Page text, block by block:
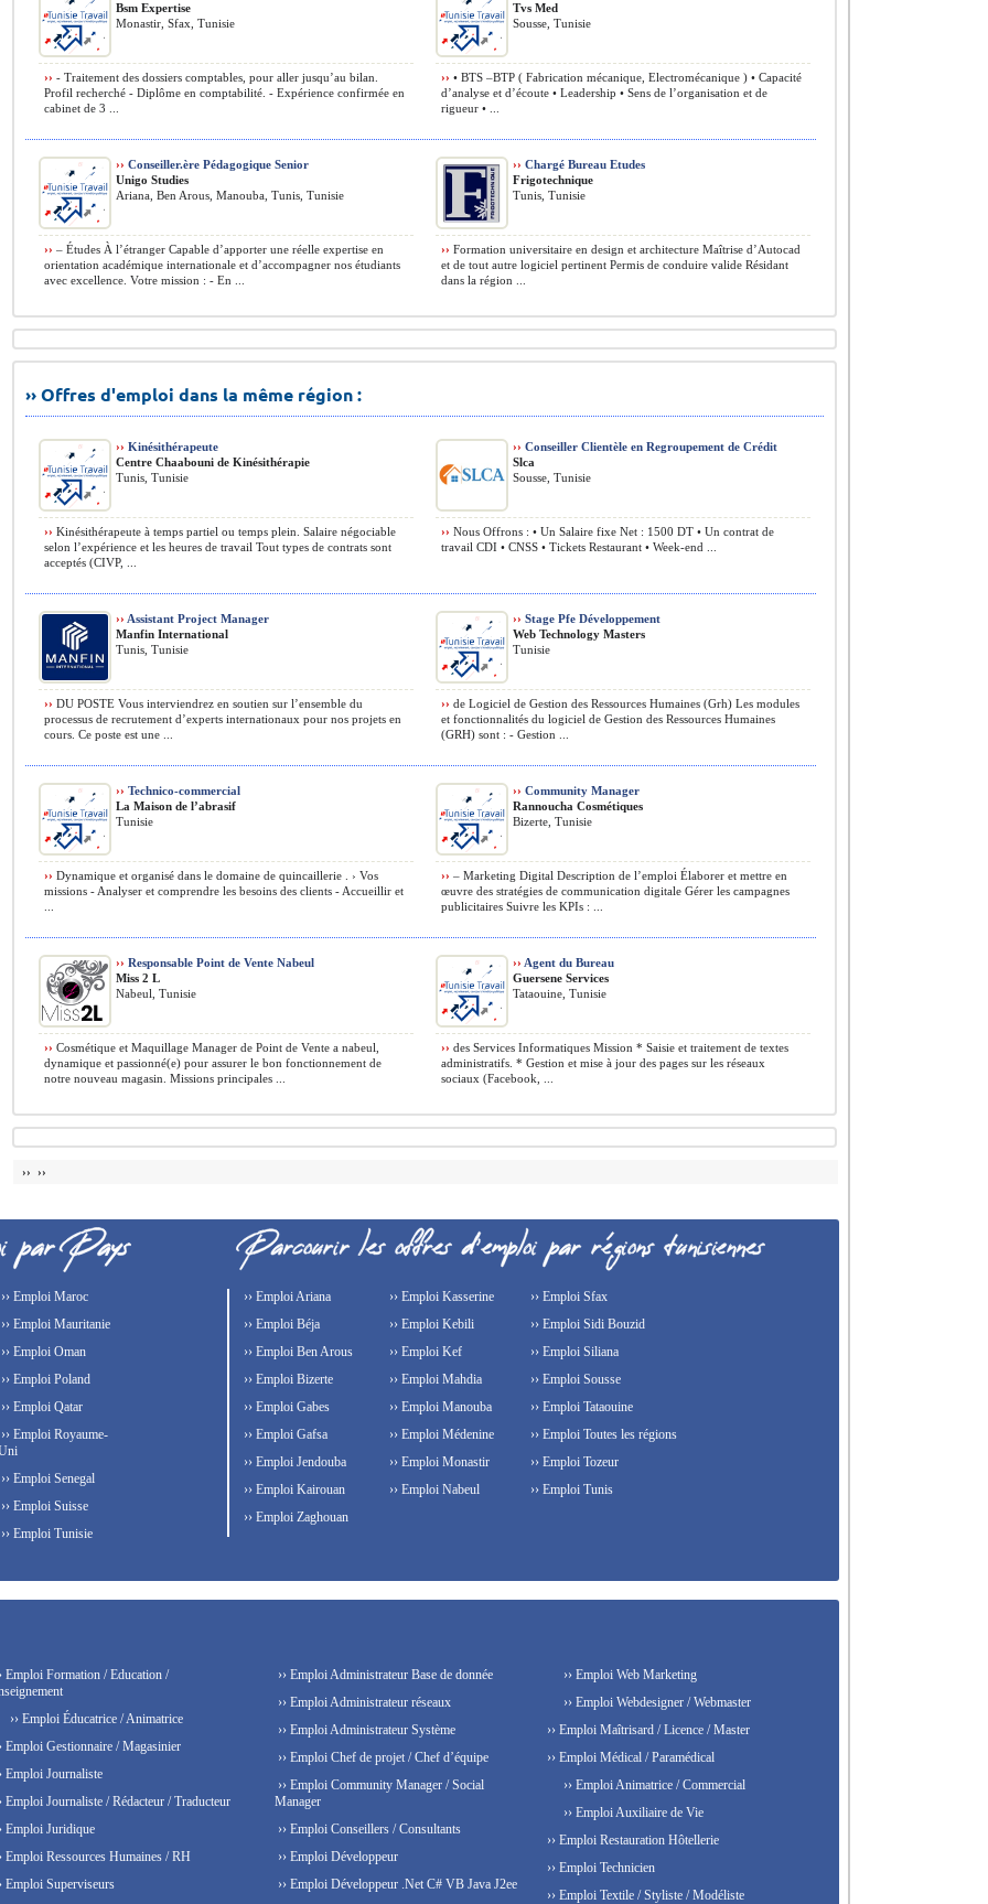
Bsm Expertise
Monastir, Sfax, Tunisie
›› - Traitement des dossiers comptables, pour aller jusqu’au bilan.
Profil recherché - Diplôme en comptabilité. - Expérience confirmée en
cabinet de 3 ...
Tvs Med
Sousse, Tunisie
›› • BTS –BTP ( Fabrication mécanique, Electromécanique ) • Capacité
d’analyse et d’écoute • Leadership • Sens de l’organisation et de
rigueur • ...
›› Conseiller.ère Pédagogique Senior
Unigo Studies
Ariana, Ben Arous, Manouba, Tunis, Tunisie
›› – Études À l’étranger Capable d’apporter une réelle expertise en
orientation académique internationale et d’accompagner nos étudiants
avec excellence. Votre mission : - En ...
›› Chargé Bureau Etudes
Frigotechnique
Tunis, Tunisie
›› Formation universitaire en design et architecture Maîtrise d’Autocad
et de tout autre logiciel pertinent Permis de conduire valide Résidant
dans la région ...
›› Offres d'emploi dans la même région :
›› Kinésithérapeute
Centre Chaabouni de Kinésithérapie
Tunis, Tunisie
›› Kinésithérapeute à temps partiel ou temps plein. Salaire négociable
selon l’expérience et les heures de travail Tout types de contrats sont
acceptés (CIVP, ...
›› Conseiller Clientèle en Regroupement de Crédit
Slca
Sousse, Tunisie
›› Nous Offrons : • Un Salaire fixe Net : 1500 DT • Un contrat de
travail CDI • CNSS • Tickets Restaurant • Week-end ...
›› Assistant Project Manager
Manfin International
Tunis, Tunisie
›› DU POSTE Vous interviendrez en soutien sur l’ensemble du
processus de recrutement d’experts internationaux pour nos projets en
cours. Ce poste est une ...
›› Stage Pfe Développement
Web Technology Masters
Tunisie
›› de Logiciel de Gestion des Ressources Humaines (Grh) Les modules
et fonctionnalités du logiciel de Gestion des Ressources Humaines
(GRH) sont : - Gestion ...
›› Technico-commercial
La Maison de l’abrasif
Tunisie
›› Dynamique et organisé dans le domaine de quincaillerie . › Vos
missions - Analyser et comprendre les besoins des clients - Accueillir et
›› Community Manager
Rannoucha Cosmétiques
Bizerte, Tunisie
›› – Marketing Digital Description de l’emploi Élaborer et mettre en
œuvre des stratégies de communication digitale Gérer les campagnes
publicitaires Suivre les KPIs : ...
›› Responsable Point de Vente Nabeul
Miss 2 L
Nabeul, Tunisie
›› Cosmétique et Maquillage Manager de Point de Vente a nabeul,
dynamique et passionné(e) pour assurer le bon fonctionnement de
notre nouveau magasin. Missions principales ...
›› Agent du Bureau
Guersene Services
Tataouine, Tunisie
›› des Services Informatiques Mission * Saisie et traitement de textes
administratifs. * Gestion et mise à jour des pages sur les réseaux
sociaux (Facebook, ...
›› ››
›› Emploi Maroc
›› Emploi Mauritanie
›› Emploi Oman
›› Emploi Poland
›› Emploi Qatar
›› Emploi Royaume-
›› Emploi Senegal
›› Emploi Suisse
›› Emploi Tunisie
›› Emploi Ariana
›› Emploi Béja
›› Emploi Ben Arous
›› Emploi Bizerte
›› Emploi Gabes
›› Emploi Gafsa
›› Emploi Jendouba
›› Emploi Kairouan
›› Emploi Kasserine
›› Emploi Kebili
›› Emploi Kef
›› Emploi Mahdia
›› Emploi Manouba
›› Emploi Médenine
›› Emploi Monastir
›› Emploi Nabeul
›› Emploi Sfax
›› Emploi Sidi Bouzid
›› Emploi Siliana
›› Emploi Sousse
›› Emploi Tataouine
›› Emploi Toutes les régions
›› Emploi Tozeur
›› Emploi Tunis
›› Emploi Zaghouan
Emploi Formation / Education /
›› Emploi Éducatrice / Animatrice
Emploi Gestionnaire / Magasinier
Emploi Journaliste
Emploi Journaliste / Rédacteur / Traducteur
Emploi Juridique
Emploi Ressources Humaines / RH
Emploi Superviseurs
›› Emploi Administrateur Base de donnée
›› Emploi Administrateur réseaux
›› Emploi Administrateur Système
›› Emploi Chef de projet / Chef d’équipe
›› Emploi Community Manager / Social
Manager
›› Emploi Conseillers / Consultants
›› Emploi Développeur
›› Emploi Développeur .Net C# VB Java J2ee
›› Emploi Web Marketing
›› Emploi Webdesigner / Webmaster
›› Emploi Maîtrisard / Licence / Master
›› Emploi Médical / Paramédical
›› Emploi Animatrice / Commercial
›› Emploi Auxiliaire de Vie
›› Emploi Restauration Hôtellerie
›› Emploi Technicien
›› Emploi Textile / Styliste / Modéliste